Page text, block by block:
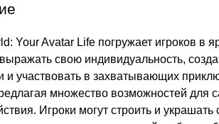
Your Avatar Life погружает игроков в
свою индивидуальность,
и участвовать в захватывающих
множество возможностей для
Игроки могут строить и